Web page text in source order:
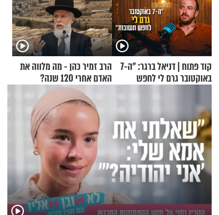
קוד פתוח | דניאל ברגר: "ה-7
באוקטובר גרם לי לחפש
הרב זמיר כהן - מה מלווה את
האדם אחרי 120 שנה?